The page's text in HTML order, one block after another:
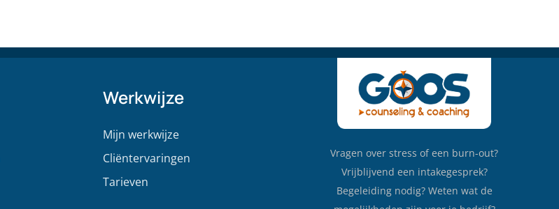
Werkwijze
Mijn werkwijze
Cliëntervaringen
Tarieven
Vragen over stress of een burn-out?
Vrijblijvend een intakegesprek?
Begeleiding nodig? Weten wat de